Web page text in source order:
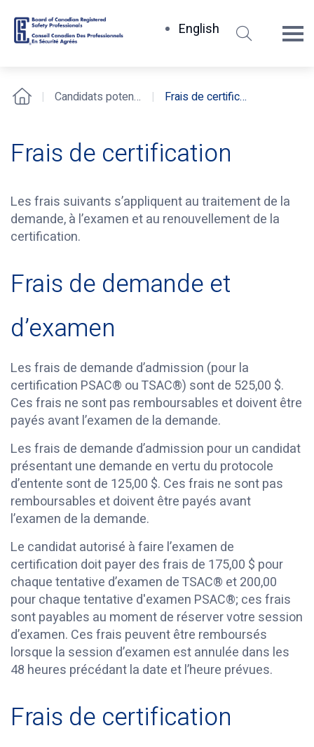
Canadian
Registered
Professionals
English
Rechercher
Accueil Candidats potentiels Frais de certification
Frais de certification
Les frais suivants s’appliquent au traitement de la
demande, à l’examen et au renouvellement de la
certification.
Frais de demande et
d’examen
Les frais de demande d’admission (pour la
certification PSAC® ou TSAC®) sont de 525,00 $.
Ces frais ne sont pas remboursables et doivent être
payés avant l’examen de la demande.
Les frais de demande d’admission pour un candidat
présentant une demande en vertu du protocole
d’entente sont de 125,00 $. Ces frais ne sont pas
remboursables et doivent être payés avant
l’examen de la demande.
Le candidat autorisé à faire l’examen de
certification doit payer des frais de 175,00 $ pour
chaque tentative d’examen de TSAC® et 200,00
pour chaque tentative d'examen PSAC®; ces frais
sont payables au moment de réserver votre session
d’examen. Ces frais peuvent être remboursés
lorsque la session d’examen est annulée dans les
48 heures précédant la date et l’heure prévues.
Frais de certification